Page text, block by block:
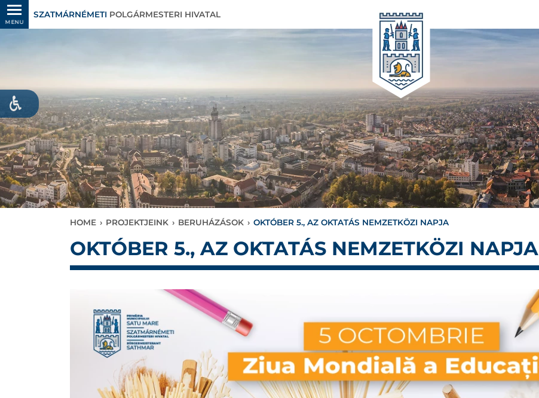
MENU
SZATMÁRNÉMETI POLGÁRMESTERI HIVATAL
HOME › PROJEKTJEINK › BERUHÁZÁSOK › OKTÓBER 5., AZ OKTATÁS NEMZETKÖZI NAPJA
OKTÓBER 5., AZ OKTATÁS NEMZETKÖZI NAPJA